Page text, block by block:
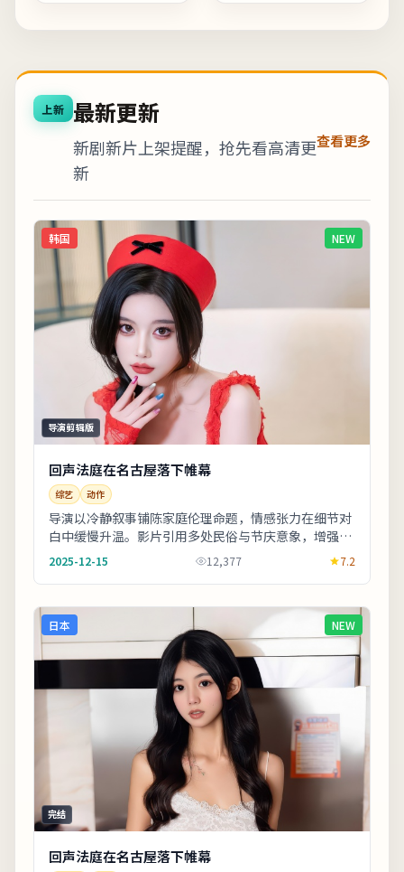
上新 最新更新
新剧新片上架提醒，抢先看高清更
新
查看更多
韩国 NEW
导演剪辑版
回声法庭在名古屋落下帷幕
综艺 动作
导演以冷静叙事铺陈家庭伦理命题，情感张力在细节对
白中缓慢升温。影片引用多处民俗与节庆意象，增强地
域文化氛围。欢迎在观影记录里写下你的解读：同一
2025-12-15 12,377 7.2
日本 NEW
完结
回声法庭在名古屋落下帷幕